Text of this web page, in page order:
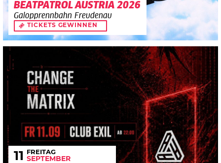
BEATPATROL AUSTRIA 2026
Galopprennbahn Freudenau
TICKETS GEWINNEN
11 FREITAG
SEPTEMBER